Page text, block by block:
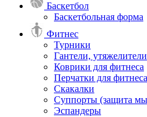
Баскетбол
Баскетбольная форма
Фитнес
Турники
Гантели, утяжелители
Коврики для фитнеса
Перчатки для фитнеса
Скакалки
Суппорты (защита
Эспандеры